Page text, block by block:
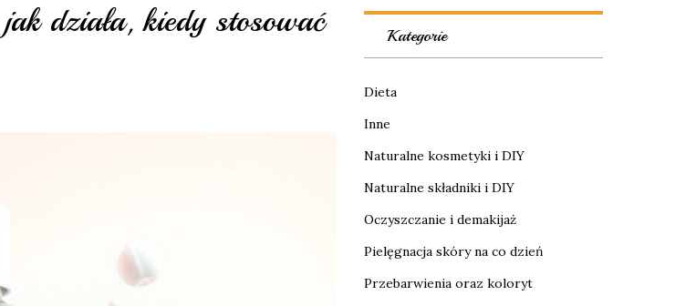
działa, kiedy stosować
Kategorie
Dieta
Inne
Naturalne kosmetyki i DIY
Naturalne składniki i DIY
Oczyszczanie i demakijaż
Pielęgnacja skóry na co dzień
Przebarwienia oraz koloryt